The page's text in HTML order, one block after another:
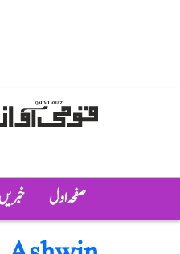
صفحہ اول